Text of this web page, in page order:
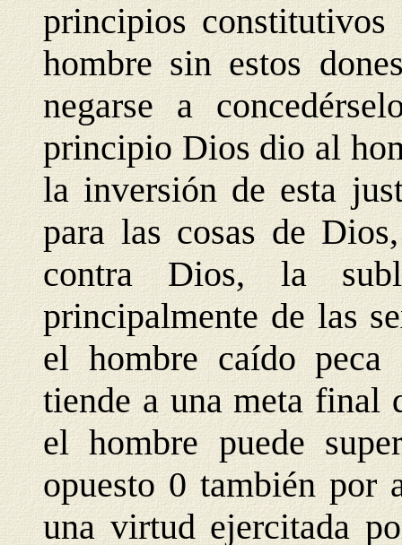
principios
hombre sin estos
negarse a
principio Dios dio al
la inversión de esta
para las cosas de
contra Dios, la
principalmente de las
el hombre caído peca
tiende a una meta final
el hombre puede
opuesto 0 también por
una virtud ejercitada